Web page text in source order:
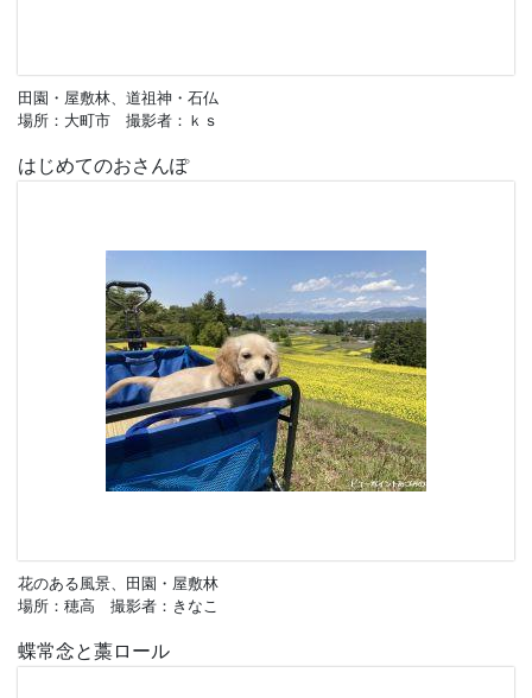
田園・屋敷林、道祖神・石仏
場所：大町市 撮影者：ｋｓ
はじめてのおさんぽ
花のある風景、田園・屋敷林
場所：穂高 撮影者：きなこ
蝶常念と藁ロール